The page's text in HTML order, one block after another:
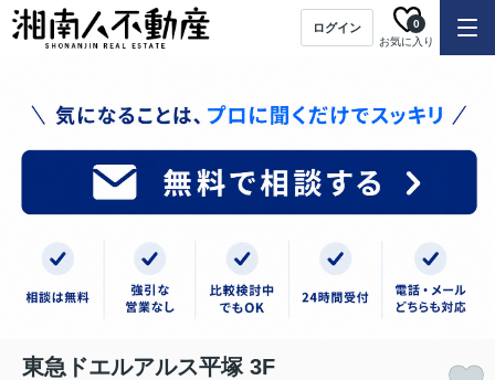
ログイン
お気に入り
0
東急ドエルアルス平塚 3F